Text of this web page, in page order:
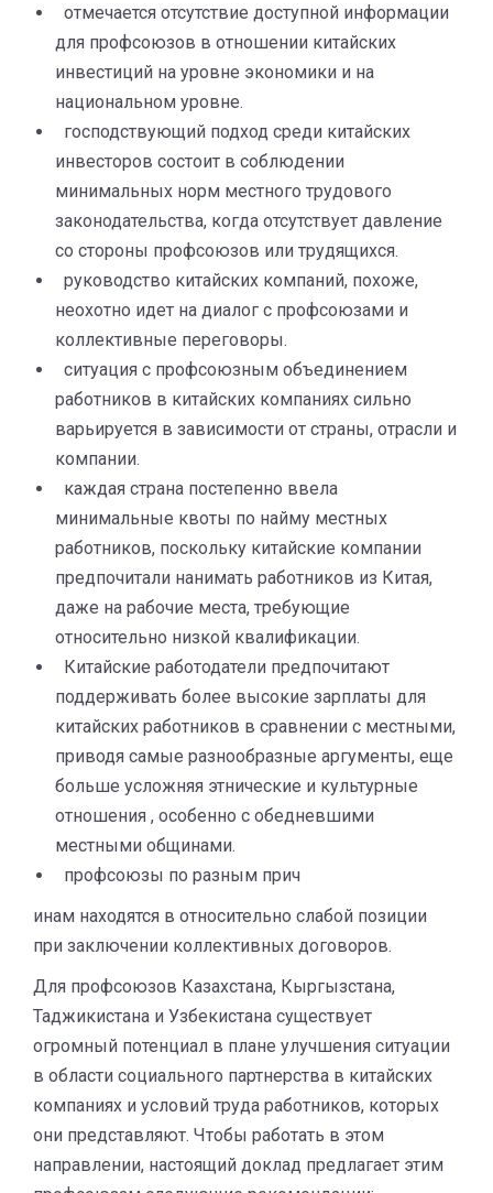
отмечается отсутствие доступной информации
для профсоюзов в отношении китайских
инвестиций на уровне экономики и на
национальном уровне.
господствующий подход среди китайских
инвесторов состоит в соблюдении
минимальных норм местного трудового
законодательства, когда отсутствует давление
со стороны профсоюзов или трудящихся.
руководство китайских компаний, похоже,
неохотно идет на диалог с профсоюзами и
коллективные переговоры.
ситуация с профсоюзным объединением
работников в китайских компаниях сильно
варьируется в зависимости от страны, отрасли и
компании.
каждая страна постепенно ввела
минимальные квоты по найму местных
работников, поскольку китайские компании
предпочитали нанимать работников из Китая,
даже на рабочие места, требующие
относительно низкой квалификации.
Китайские работодатели предпочитают
поддерживать более высокие зарплаты для
китайских работников в сравнении с местными,
приводя самые разнообразные аргументы, еще
больше усложняя этнические и культурные
отношения , особенно с обедневшими
местными общинами.
профсоюзы по разным прич
инам находятся в относительно слабой позиции
при заключении коллективных договоров.
Для профсоюзов Казахстана, Кыргызстана,
Таджикистана и Узбекистана существует
огромный потенциал в плане улучшения ситуации
в области социального партнерства в китайских
компаниях и условий труда работников, которых
они представляют. Чтобы работать в этом
направлении, настоящий доклад предлагает этим